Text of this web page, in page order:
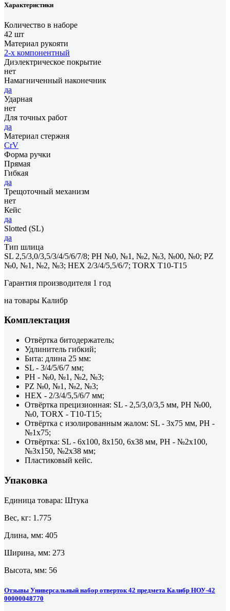
Характеристики
Количество в наборе
42 шт
Материал рукояти
2-х компонентный
Диэлектрическое покрытие
нет
Намагниченный наконечник
да
Ударная
нет
Для точных работ
да
Материал стержня
CrV
Форма ручки
Прямая
Гибкая
да
Трещоточный механизм
нет
Кейс
да
Slotted (SL)
да
Тип шлица
SL 2,5/3,0/3,5/3/4/5/6/7/8; PH №0, №1, №2, №3, №00, №0; PZ
№0, №1, №2, №3; HEX 2/3/4/5,5/6/7; TORX Т10-Т15
Гарантия производителя 1 год
на товары Калибр
Комплектация
Отвёртка битодержатель;
Удлинитель гибкий;
Бита: длина 25 мм:
SL - 3/4/5/6/7 мм;
PH - №0, №1, №2, №3;
PZ №0, №1, №2, №3;
HEX - 2/3/4/5,5/6/7 мм;
Отвёртка прецизионная: SL - 2,5/3,0/3,5 мм, PH №00,
№0, TORX - Т10-Т15;
Отвёртка с изолированным жалом: SL - 3х75 мм, PH -
№1х75;
Отвёртка: SL - 6х100, 8х150, 6х38 мм, PH - №2х100,
№3х150, №2х38 мм;
Пластиковый кейс.
Упаковка
Единица товара: Штука
Вес, кг: 1.775
Длина, мм: 405
Ширина, мм: 273
Высота, мм: 56
Отзывы Универсальный набор отверток 42 предмета Калибр НОУ-42
00000048770